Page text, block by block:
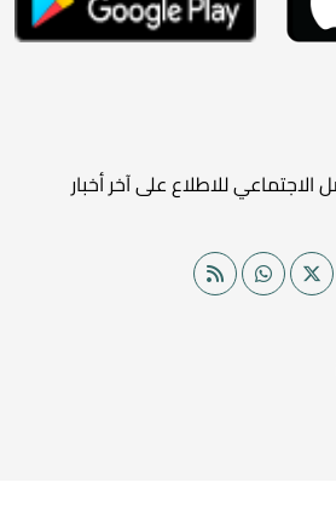
الاجتماعي للاطلاع على آخر أخبار